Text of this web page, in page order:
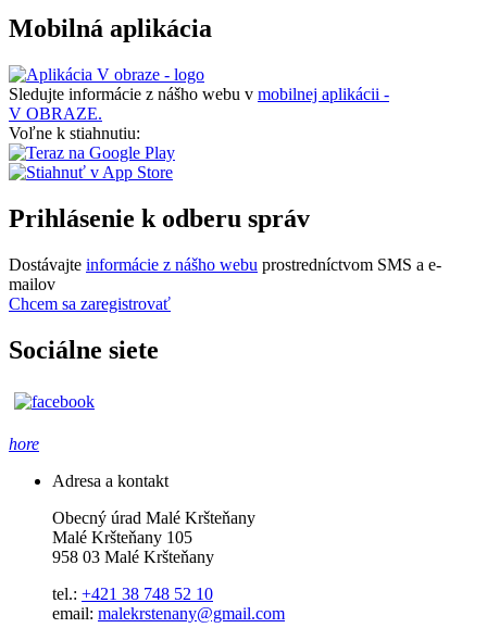
Mobilná aplikácia
Sledujte informácie z nášho webu v mobilnej aplikácii -
V OBRAZE.
Voľne k stiahnutiu:
Prihlásenie k odberu správ
Dostávajte informácie z nášho webu prostredníctvom SMS a e-
mailov
Chcem sa zaregistrovať
Sociálne siete
hore
Adresa a kontakt
Obecný úrad Malé Kršteňany
Malé Kršteňany 105
958 03 Malé Kršteňany
tel.: +421 38 748 52 10
email: malekrstenany@gmail.com